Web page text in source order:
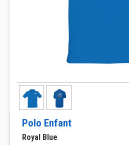
Polo Enfant
Royal Blue